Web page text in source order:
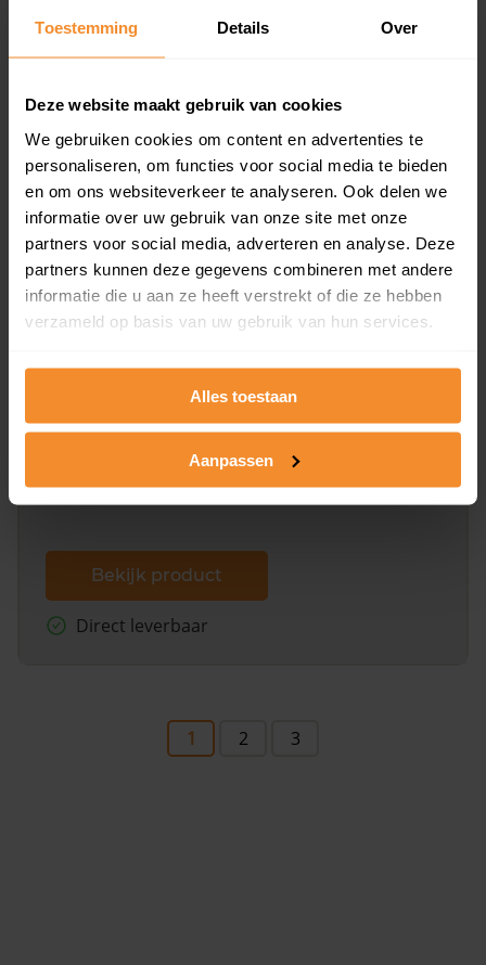
Toestemming Details Over
Deze website maakt gebruik van cookies
We gebruiken cookies om content en advertenties te
personaliseren, om functies voor social media te bieden
en om ons websiteverkeer te analyseren. Ook delen we
informatie over uw gebruik van onze site met onze
partners voor social media, adverteren en analyse. Deze
partners kunnen deze gegevens combineren met andere
informatie die u aan ze heeft verstrekt of die ze hebben
verzameld op basis van uw gebruik van hun services.
Alles toestaan
Aanpassen
Een overzicht van alle verkochte woningen (koopsom
en koopdatum) binnen een postcodegebied. Dit
Bekijk product
Direct leverbaar
Een uitgebreid overzicht van het perceel en
dit inclusief de luchtfoto!
Bekijk product
Direct leverbaar
1 2 3